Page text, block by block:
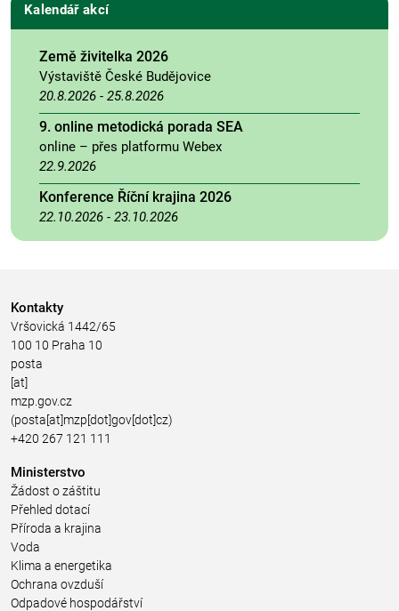
Kalendář akcí
Země živitelka 2026
Výstaviště České Budějovice
20.8.2026 - 25.8.2026
9. online metodická porada SEA
online – přes platformu Webex
22.9.2026
Konference Říční krajina 2026
22.10.2026 - 23.10.2026
Kontakty
Vršovická 1442/65
100 10 Praha 10
posta
[at]
mzp.gov.cz
(posta[at]mzp[dot]gov[dot]cz)
+420 267 121 111
Ministerstvo
Žádost o záštitu
Přehled dotací
Příroda a krajina
Voda
Klima a energetika
Ochrana ovzduší
Odpadové hospodářství